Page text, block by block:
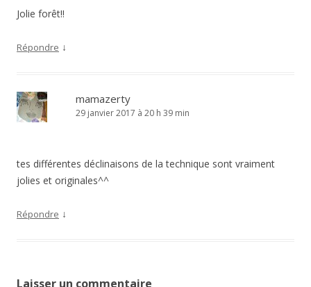
Jolie forêt!!
Répondre ↓
mamazerty
29 janvier 2017 à 20 h 39 min
tes différentes déclinaisons de la technique sont vraiment
jolies et originales^^
Répondre ↓
Laisser un commentaire